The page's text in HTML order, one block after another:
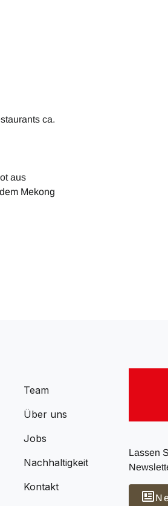
ca.
aus
Mekong
Team
Über uns
Jobs
Nachhaltigkeit
Kontakt
Lassen